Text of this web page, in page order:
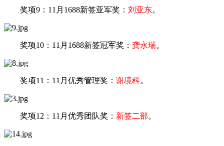
奖项9：11月1688新签亚军奖： 刘亚东。
奖项10：11月1688新签冠军奖： 龚永瑞。
奖项11：11月优秀管理奖： 谢境科。
奖项12：11月 优秀团队奖 ： 新签二部。